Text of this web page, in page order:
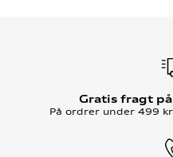
Gratis fragt
På ordrer under 499